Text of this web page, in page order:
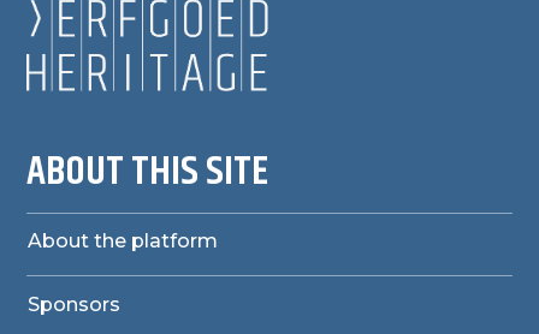
ABOUT THIS SITE
About the platform
Sponsors